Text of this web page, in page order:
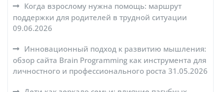
Когда взрослому нужна помощь: маршрут
поддержки для родителей в трудной ситуации
09.06.2026
Инновационный подход к развитию мышления:
обзор сайта Brain Programming как инструмента для
личностного и профессионального роста 31.05.2026